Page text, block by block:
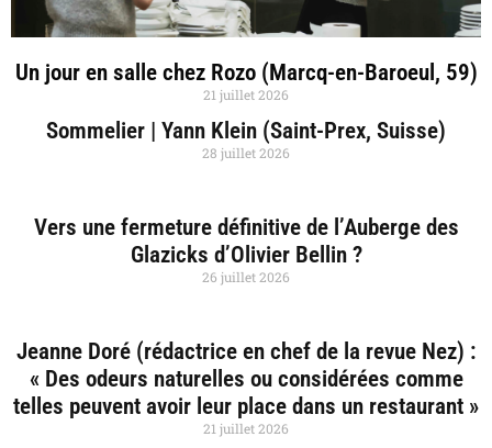
Un jour en salle chez Rozo (Marcq-en-Baroeul, 59)
21 juillet 2026
Sommelier | Yann Klein (Saint-Prex, Suisse)
28 juillet 2026
Vers une fermeture définitive de l’Auberge des
Glazicks d’Olivier Bellin ?
26 juillet 2026
Jeanne Doré (rédactrice en chef de la revue Nez) :
« Des odeurs naturelles ou considérées comme
telles peuvent avoir leur place dans un restaurant »
21 juillet 2026